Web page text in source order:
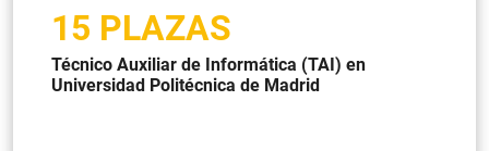
15 PLAZAS
Técnico Auxiliar de Informática (TAI) en
Universidad Politécnica de Madrid